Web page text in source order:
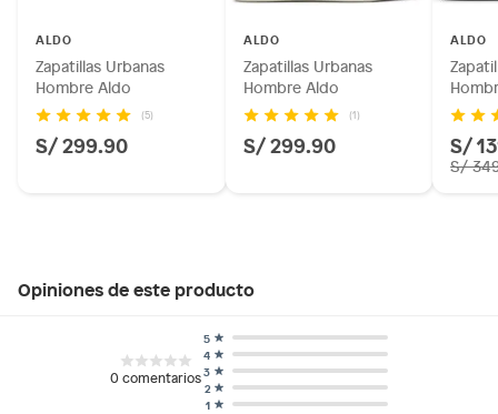
ALDO
Zapatillas Urbanas
Hombre Aldo
(5)
S/ 299.90
ALDO
Zapatillas Urbanas
Hombre Aldo
(1)
S/ 299.90
ALDO
S/
S/
Opiniones de este producto
0comentarios
1
2
3
4
5